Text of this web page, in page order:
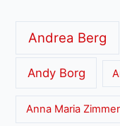
Andrea Berg
Andy Borg
Anna Maria